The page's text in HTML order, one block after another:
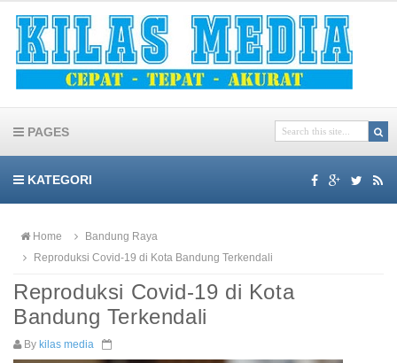
PAGES
KATEGORI
Home
Bandung Raya
Reproduksi Covid-19 di Kota Bandung Terkendali
Reproduksi Covid-19 di Kota
Bandung Terkendali
By kilas media